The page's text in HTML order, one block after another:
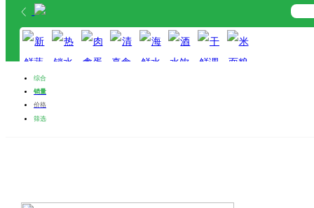
新鲜蔬菜
首页
分类
购物车
我的
综合
销量
价格
筛选